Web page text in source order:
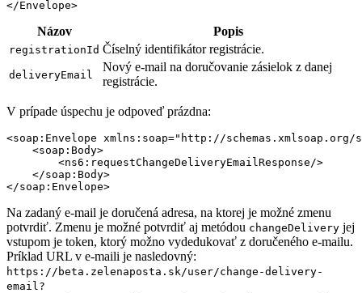
Názov Popis
registrationId Číselný identifikátor registrácie.
deliveryEmail
Nový e-mail na doručovanie zásielok z danej
registrácie.
V prípade úspechu je odpoveď prázdna:
<soap:Envelope xmlns:soap="http://
    <soap:Body>
        <ns6:requestChangeDeliveryEmailResponse/>
    </soap:Body>
Na zadaný e-mail je doručená adresa, na ktorej je možné zmenu
potvrdiť. Zmenu je možné potvrdiť aj metódou changeDelivery jej
vstupom je token, ktorý možno vydedukovať z doručeného e-mailu.
Príklad URL v e-maili je nasledovný:
https://beta.zelenaposta.sk/user/change-delivery-
email?